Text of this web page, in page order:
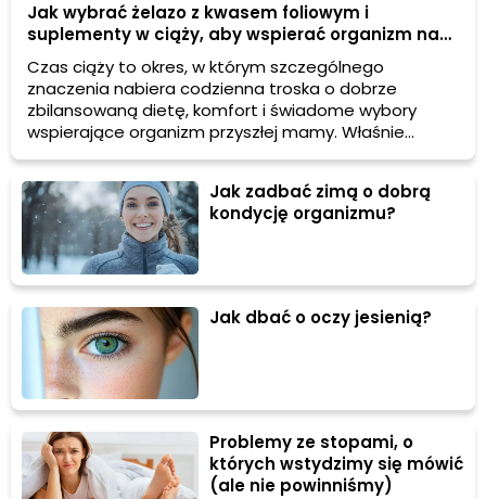
Jak wybrać żelazo z kwasem foliowym i
suplementy w ciąży, aby wspierać organizm na
każdym etapie oczekiwania na dziecko?
Czas ciąży to okres, w którym szczególnego
znaczenia nabiera codzienna troska o dobrze
zbilansowaną dietę, komfort i świadome wybory
wspierające organizm przyszłej mamy. Właśnie
dlatego tak dużą uwagę zwraca się dziś na żelazo z
kwasem foliowym oraz suplementy w ciąży, ponieważ
odpowiednio dobrane rozwiązania pomagają zadbać
o potrzeby organizmu w wyjątkowym czasie pełnym
zmian i nowych wyzwań.
Jak zadbać zimą o dobrą
kondycję organizmu?
Jak dbać o oczy jesienią?
Problemy ze stopami, o
których wstydzimy się mówić
(ale nie powinniśmy)